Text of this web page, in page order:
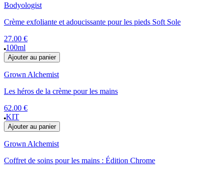
Bodyologist
Crème exfoliante et adoucissante pour les pieds Soft Sole
27.00 €
100ml
Ajouter au panier
Grown Alchemist
Les héros de la crème pour les mains
62.00 €
KIT
Ajouter au panier
Grown Alchemist
Coffret de soins pour les mains : Édition Chrome